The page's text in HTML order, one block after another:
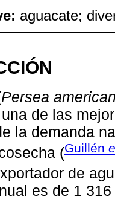
aguacate;
Persea
de las
la demanda
(Guillén
de
es de 1